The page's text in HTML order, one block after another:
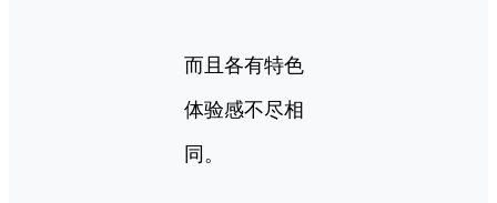
而且各有特色
体验感不尽相
同。